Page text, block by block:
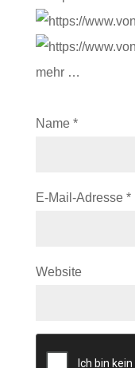
mehr …
Name *
E-Mail-Adresse *
Website